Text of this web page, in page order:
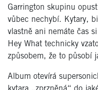
Garrington skupinu
vůbec nechybí. Kytary,
vlastně ani nemáte čas
Hey What technicky
způsobem, že to působí
Album otevírá